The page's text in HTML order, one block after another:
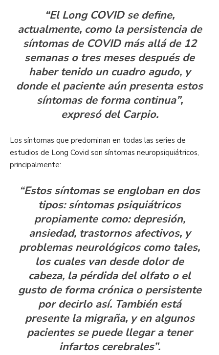
“El Long COVID se define,
actualmente, como la persistencia de
síntomas de COVID más allá de 12
semanas o tres meses después de
haber tenido un cuadro agudo, y
donde el paciente aún presenta estos
síntomas de forma continua”,
expresó del Carpio.
Los síntomas que predominan en todas las series de
estudios de Long Covid son síntomas neuropsiquiátricos,
principalmente:
“Estos síntomas se engloban en dos
tipos: síntomas psiquiátricos
propiamente como: depresión,
ansiedad, trastornos afectivos, y
problemas neurológicos como tales,
los cuales van desde dolor de
cabeza, la pérdida del olfato o el
gusto de forma crónica o persistente
por decirlo así. También está
presente la migraña, y en algunos
pacientes se puede llegar a tener
infartos cerebrales”.